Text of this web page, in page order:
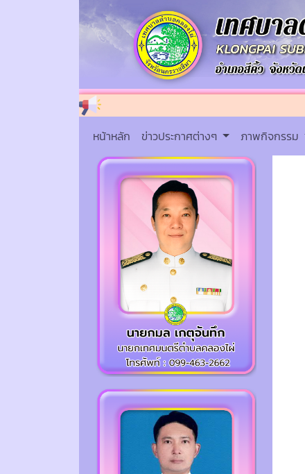
หน้าหลัก ข่าวประกาศต่างๆ ภาพกิจกรรม